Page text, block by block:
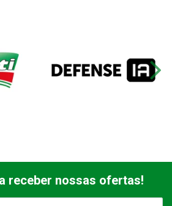
receber nossas ofertas!